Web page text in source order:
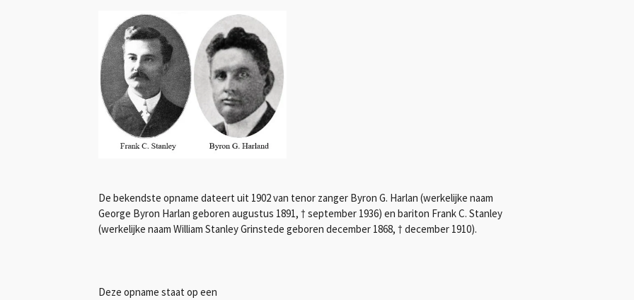
De bekendste opname dateert uit 1902 van tenor zanger Byron G. Harlan (werkelijke naam
George Byron Harlan geboren augustus 1891, † september 1936) en bariton Frank C. Stanley
(werkelijke naam William Stanley Grinstede geboren december 1868, † december 1910).
Deze opname staat op een